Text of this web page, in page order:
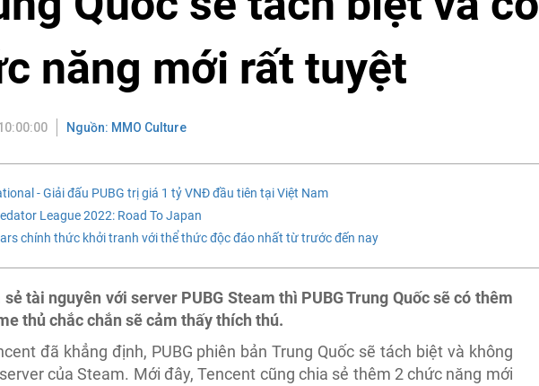
năng mới rất tuyệt
Nguồn: MMO Culture
- Giải đấu PUBG trị giá 1 tỷ VNĐ đầu tiên tại Việt Nam
League 2022: Road To Japan
chính thức khởi tranh với thể thức độc đáo nhất từ trước đến nay
tài nguyên với server PUBG Steam thì PUBG Trung Quốc sẽ có thêm
thủ chắc chắn sẽ cảm thấy thích thú.
đã khẳng định, PUBG phiên bản Trung Quốc sẽ tách biệt và không
của Steam. Mới đây, Tencent cũng chia sẻ thêm 2 chức năng mới